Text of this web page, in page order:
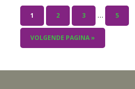
PAGINA
1 PAGINA
2 PAGINA
3
Interim
pagina's
zijn
weggelaten
… PAGINA
5
GA
NAAR
VOLGENDE PAGINA »